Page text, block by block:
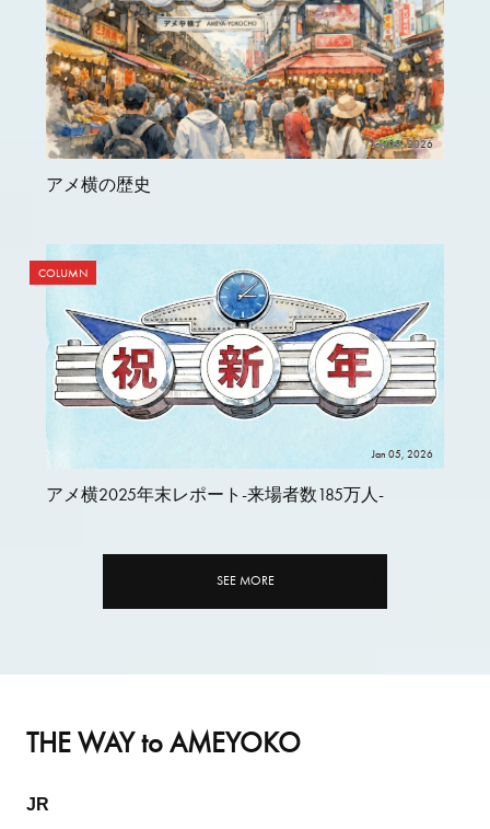
Jan 09, 2026
アメ横の歴史
Jan 05, 2026
COLUMN
アメ横2025年末レポート-来場者数185万人-
SEE MORE
THE WAY to AMEYOKO
JR